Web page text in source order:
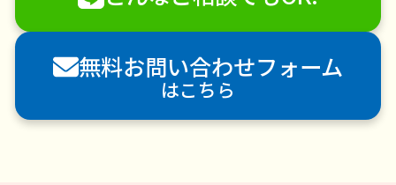
無料お問い合わせフォーム
はこちら